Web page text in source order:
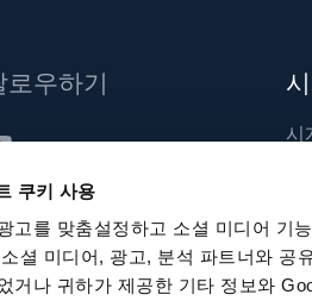
쿠키 사용
고를 맞춤설정하고 소셜 미디어 기
셜 미디어, 광고, 분석 파트너와 공
거나 귀하가 제공한 기타 정보와
우하기
하기
시
부